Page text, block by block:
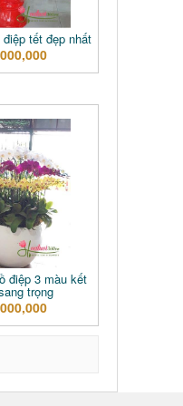
tết đẹp nhất
điệp 3 màu kết
trọng